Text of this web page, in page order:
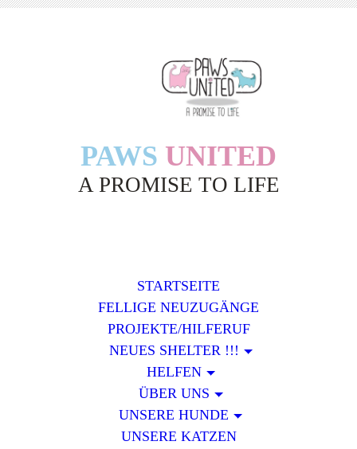
PAWS UNITED
A PROMISE TO LIFE
STARTSEITE
FELLIGE NEUZUGÄNGE
PROJEKTE/HILFERUF
NEUES SHELTER !!!
HELFEN
ÜBER UNS
UNSERE HUNDE
UNSERE KATZEN